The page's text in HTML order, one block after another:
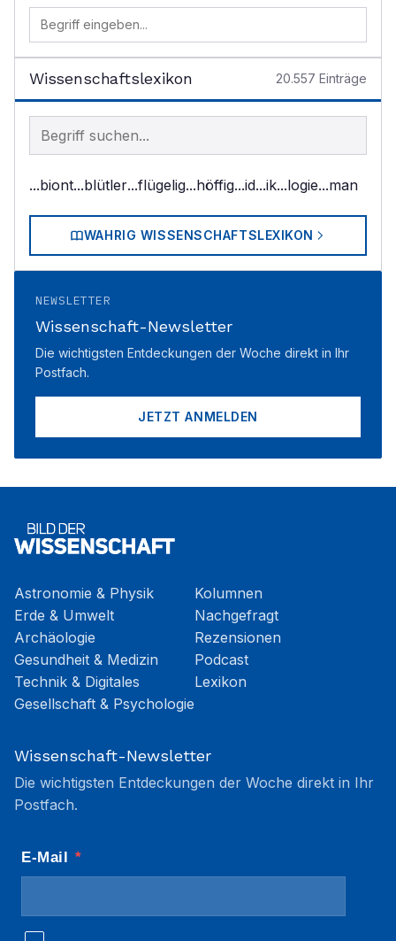
Wissenschaftslexikon 20.557 Einträge
Begriff im Lexikon suchen
...biont...blütler...flügelig...höffig...id...ik...logie...man
WAHRIG WISSENSCHAFTSLEXIKON
NEWSLETTER
Wissenschaft-Newsletter
Die wichtigsten Entdeckungen der Woche direkt in Ihr
Postfach.
JETZT ANMELDEN
Astronomie & Physik
Erde & Umwelt
Archäologie
Gesundheit & Medizin
Technik & Digitales
Gesellschaft & Psychologie
Kolumnen
Nachgefragt
Rezensionen
Podcast
Lexikon
Wissenschaft-Newsletter
Die wichtigsten Entdeckungen der Woche direkt in Ihr
Postfach.